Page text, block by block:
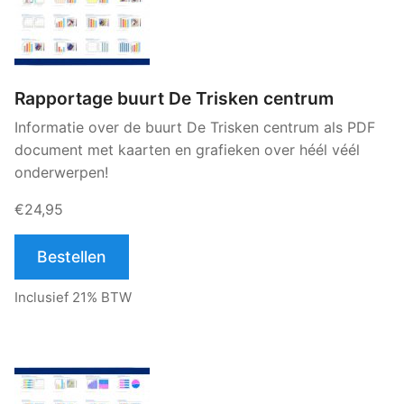
Rapportage buurt De Trisken centrum
Informatie over de buurt De Trisken centrum als PDF
document met kaarten en grafieken over héél véél
onderwerpen!
€24,95
Bestellen
Inclusief 21% BTW